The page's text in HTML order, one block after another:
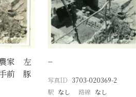
家 左
前 豚
−
写真ID 3703-020369-2
駅 なし 路線 なし